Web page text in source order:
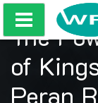
Skip
content
The
of
Peran